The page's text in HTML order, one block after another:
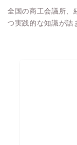
全国の商工会議所、
つ実践的な知識が詰